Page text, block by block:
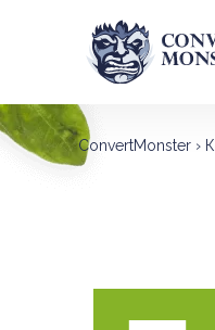
ConvertMonster ›